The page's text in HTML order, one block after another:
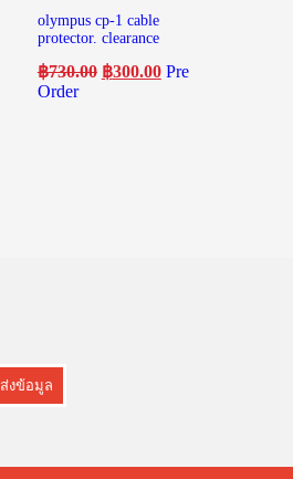
olympus cp-1 cable
protector. clearance
฿730.00 ฿300.00 Pre
Order
ส่งข้อมูล